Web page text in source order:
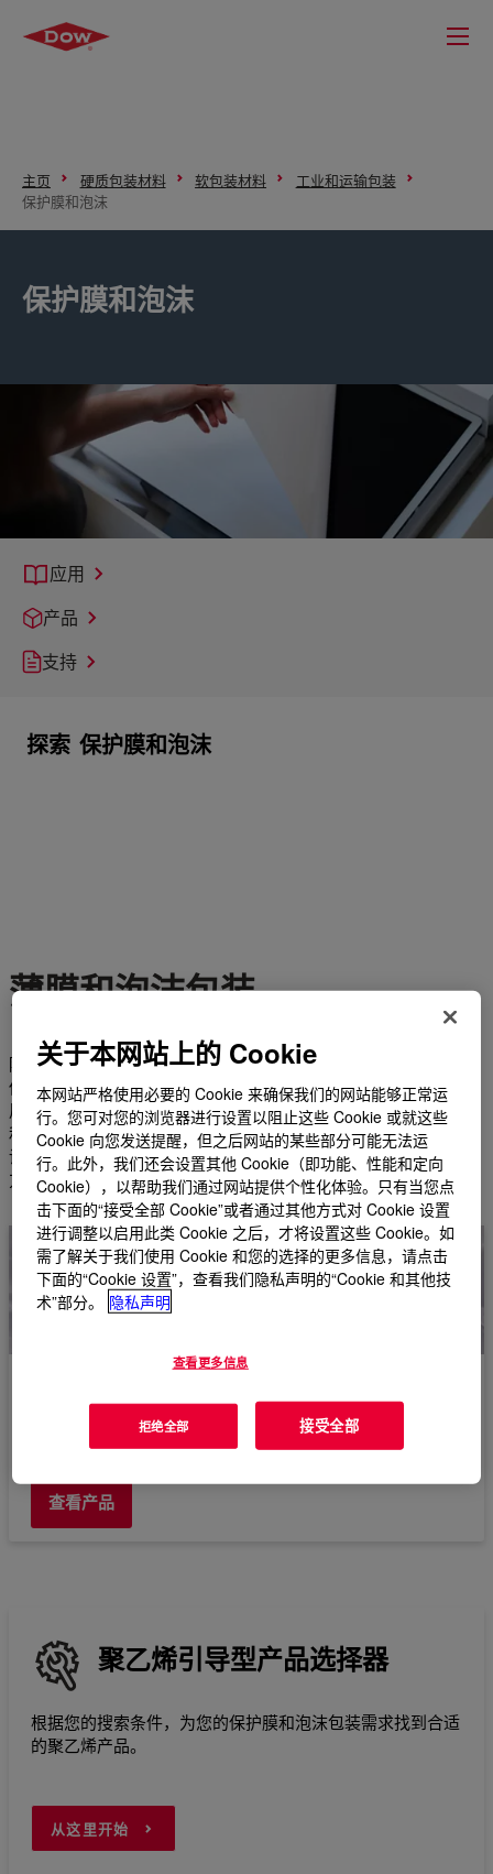
主页 硬质包装材料 软包装材料
工业和运输包装
保护膜和泡沫
保护膜和泡沫
应用
产品
支持
探索 保护膜和泡沫
薄膜和泡沫包装
陶氏的保护性薄膜和泡沫包装材料在运输、储存和处理过程中提
供出色的保护和保护产品。为电子产品、消费品、汽车和工业应
用等行业提供服务，我们的选项提供抗冲击性、防水性、缓冲性
和表面保护。我们将可持续性放在首位，我们提供针对可回收性
设计的方案，以减少对环境的影响。探索我们的薄膜和泡沫包装
方案，以安全地交付和运输您的物品。
保护膜和泡沫包装材料
查看我们用于保护膜和泡沫包装的整个材料目录。
查看产品
聚乙烯引导型产品选择器
根据您的搜索条件，为您的保护膜和泡沫包装需求找到合适
的聚乙烯产品。
从这里开始
关于本网站上的 Cookie
本网站严格使用必要的 Cookie 来确保我们的网站能够正常运
行。您可对您的浏览器进行设置以阻止这些 Cookie 或就这些
Cookie 向您发送提醒，但之后网站的某些部分可能无法运
行。此外，我们还会设置其他 Cookie（即功能、性能和定向
Cookie），以帮助我们通过网站提供个性化体验。只有当您点
击下面的“接受全部 Cookie”或者通过其他方式对 Cookie 设置
进行调整以启用此类 Cookie 之后，才将设置这些 Cookie。如
需了解关于我们使用 Cookie 和您的选择的更多信息，请点击
下面的“Cookie 设置”，查看我们隐私声明的“Cookie 和其他技
术”部分。
隐私声明
查看更多信息
拒绝全部 接受全部